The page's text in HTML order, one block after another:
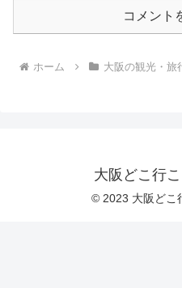
コメント
ホーム 大阪の観光・旅
大阪どこ行
© 2023 大阪どこ